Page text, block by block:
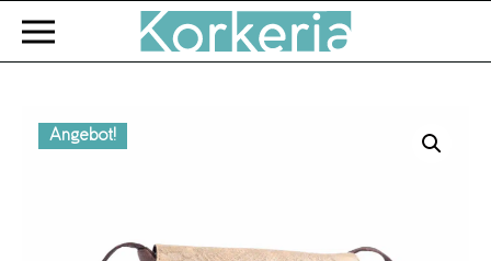
Zum Hauptinhalt springen
Angebot!